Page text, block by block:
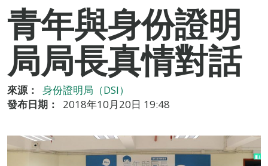
青年與身份證明
局局長真情對話
來源：
身份證明局（DSI）
發布日期：
2018年10月20日 19:48